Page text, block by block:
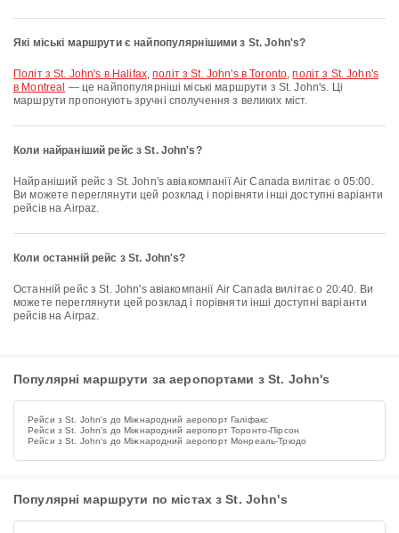
Які міські маршрути є найпопулярнішими з St. John's?
політ з St. John's в Halifax,політ з St. John's в Toronto,політ з St. John's
в Montreal — це найпопулярніші міські маршрути з St. John's. Ці
маршрути пропонують зручні сполучення з великих міст.
Коли найраніший рейс з St. John's?
Найраніший рейс з St. John's авіакомпанії Air Canada вилітає о 05:00.
Ви можете переглянути цей розклад і порівняти інші доступні варіанти
рейсів на Airpaz.
Коли останній рейс з St. John's?
Останній рейс з St. John's авіакомпанії Air Canada вилітає о 20:40. Ви
можете переглянути цей розклад і порівняти інші доступні варіанти
рейсів на Airpaz.
Популярні маршрути за аеропортами з St. John's
Рейси з St. John's до Міжнародний аеропорт Галіфакс
Рейси з St. John's до Міжнародний аеропорт Торонто-Пірсон
Рейси з St. John's до Міжнародний аеропорт Монреаль-Трюдо
Популярні маршрути по містах з St. John's